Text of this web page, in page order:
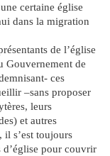
certaine église
dans la migration
de l’église
Gouvernement de
ces
–sans proposer
leurs
et autres
il s’est toujours
d’église pour couvrir